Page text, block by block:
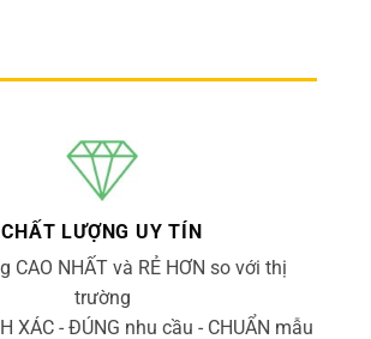
CHẤT LƯỢNG UY TÍN
CAO NHẤT và RẺ HƠN so với thị
trường
XÁC - ĐÚNG nhu cầu - CHUẨN mẫu